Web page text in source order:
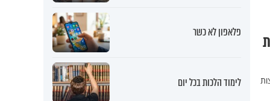
פלאפון לא כשר
לימוד הלכות בכל יום